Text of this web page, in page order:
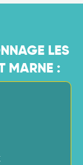
LES
MARNE :